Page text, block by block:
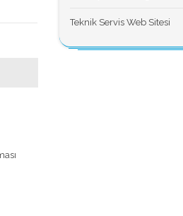
Teknik Servis Web Sitesi